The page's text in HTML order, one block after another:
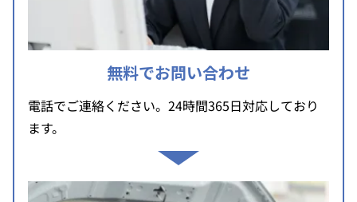
無料でお問い合わせ
電話でご連絡ください。24時間365日対応しており
ます。